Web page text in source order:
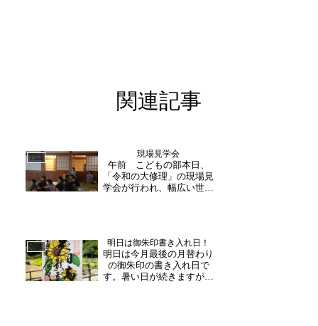
関連記事
日誌 現場見学会
午前 こどもの部本日、
「令和の大修理」の現場見
学会が行われ、幅広い世代
は、文化財や行われている
修理工事についての説明、
また副住職より大安禅寺に
つい...
日誌 明日は御朱印書き入れ日！
明日は今月最後の月替わり
の御朱印の書き入れ日で
す。暑い日が続きますが、